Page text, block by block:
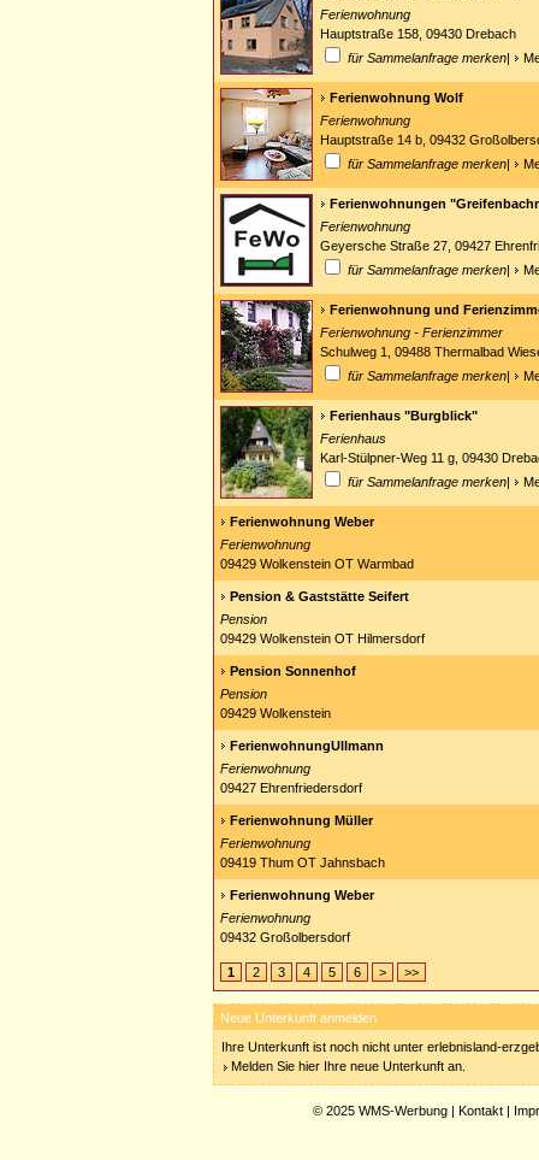
Ferienwohnung
Hauptstraße 158, 09430 Drebach
für Sammelanfrage merken|
Ferienwohnung Wolf
Ferienwohnung
Hauptstraße 14 b, 09432
für Sammelanfrage merken|
Ferienwohnungen
Ferienwohnung
Geyersche Straße 27, 09427
für Sammelanfrage merken|
Ferienwohnung und
Ferienwohnung - Ferienzimmer
Schulweg 1, 09488 Thermalbad
für Sammelanfrage merken|
Ferienhaus "Burgblick"
Ferienhaus
Karl-Stülpner-Weg 11 g, 09430
für Sammelanfrage merken|
Ferienwohnung Weber
Ferienwohnung
09429 Wolkenstein OT Warmbad
Pension & Gaststätte Seifert
Pension
09429 Wolkenstein OT Hilmersdorf
Pension Sonnenhof
Pension
09429 Wolkenstein
FerienwohnungUllmann
Ferienwohnung
09427 Ehrenfriedersdorf
Ferienwohnung Müller
Ferienwohnung
09419 Thum OT Jahnsbach
Ferienwohnung Weber
Ferienwohnung
09432 Großolbersdorf
1 2 3 4 5 6 > >>
Neue Unterkunft anmelden
Ihre Unterkunft ist noch nicht unter erlebnisland-
Melden Sie hier Ihre neue Unterkunft an.
© 2025 WMS-Werbung | Kontakt |